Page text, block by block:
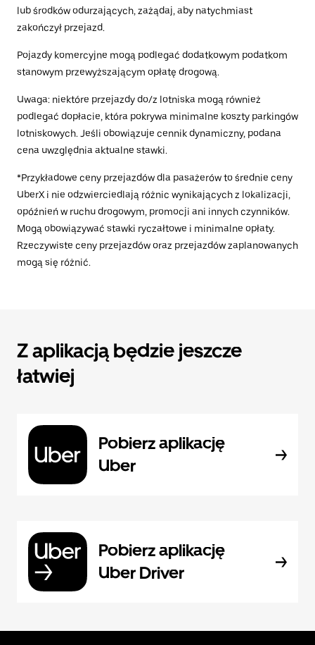
lub środków odurzających, zażądaj, aby natychmiast
zakończył przejazd.
Pojazdy komercyjne mogą podlegać dodatkowym podatkom
stanowym przewyższającym opłatę drogową.
Uwaga: niektóre przejazdy do/z lotniska mogą również
podlegać dopłacie, która pokrywa minimalne koszty parkingów
lotniskowych. Jeśli obowiązuje cennik dynamiczny, podana
cena uwzględnia aktualne stawki.
*Przykładowe ceny przejazdów dla pasażerów to średnie ceny
UberX i nie odzwierciedlają różnic wynikających z lokalizacji,
opóźnień w ruchu drogowym, promocji ani innych czynników.
Mogą obowiązywać stawki ryczałtowe i minimalne opłaty.
Rzeczywiste ceny przejazdów oraz przejazdów zaplanowanych
mogą się różnić.
Z aplikacją będzie jeszcze
łatwiej
Pobierz aplikację
Uber
Pobierz aplikację
Uber Driver